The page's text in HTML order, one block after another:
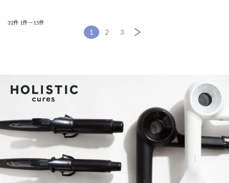
32件 1件～15件
1 2 3